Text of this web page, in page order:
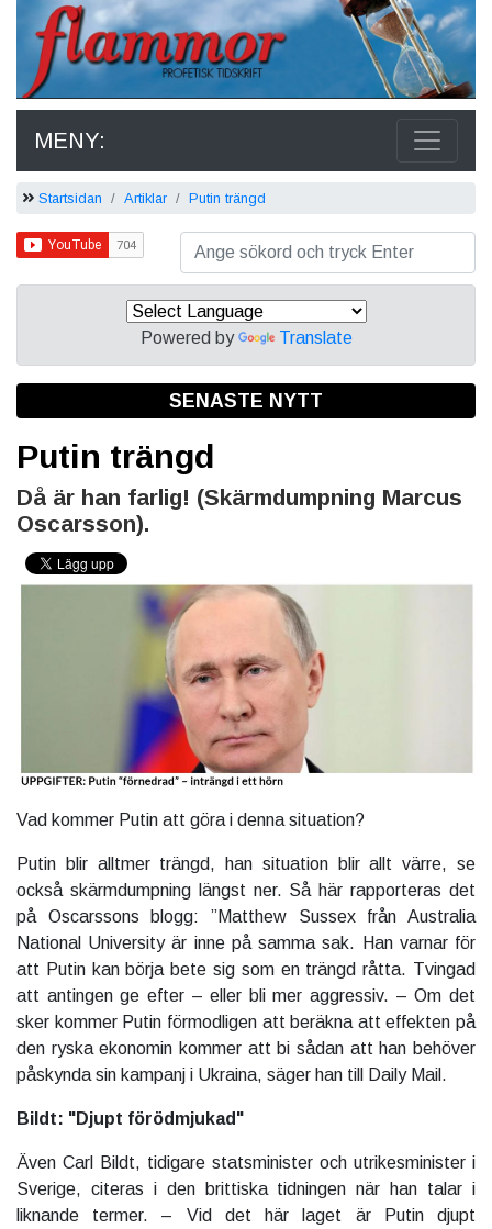
MENY:
Startsidan Artiklar Putin trängd
Powered by Translate
SENASTE NYTT
Putin trängd
Då är han farlig! (Skärmdumpning Marcus
Oscarsson).
Vad kommer Putin att göra i denna situation?
Putin blir alltmer trängd, han situation blir allt värre, se
också skärmdumpning längst ner. Så här rapporteras det
på Oscarssons blogg: ”Matthew Sussex från Australia
National University är inne på samma sak. Han varnar för
att Putin kan börja bete sig som en trängd råtta. Tvingad
att antingen ge efter – eller bli mer aggressiv. – Om det
sker kommer Putin förmodligen att beräkna att effekten på
den ryska ekonomin kommer att bi sådan att han behöver
påskynda sin kampanj i Ukraina, säger han till Daily Mail.
Bildt: "Djupt förödmjukad"
Även Carl Bildt, tidigare statsminister och utrikesminister i
Sverige, citeras i den brittiska tidningen när han talar i
liknande termer. – Vid det här laget är Putin djupt